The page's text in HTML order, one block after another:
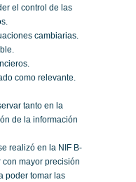
el control de las
cambiarias.
como relevante.
tanto en la
de la información
realizó en la NIF B-
mayor precisión
poder tomar las